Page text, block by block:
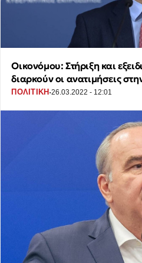
Οικονόμου: Στήριξη και
διαρκούν οι ανατιμήσεις
ΠΟΛΙΤΙΚΗ ·26.03.2022 - 12:01